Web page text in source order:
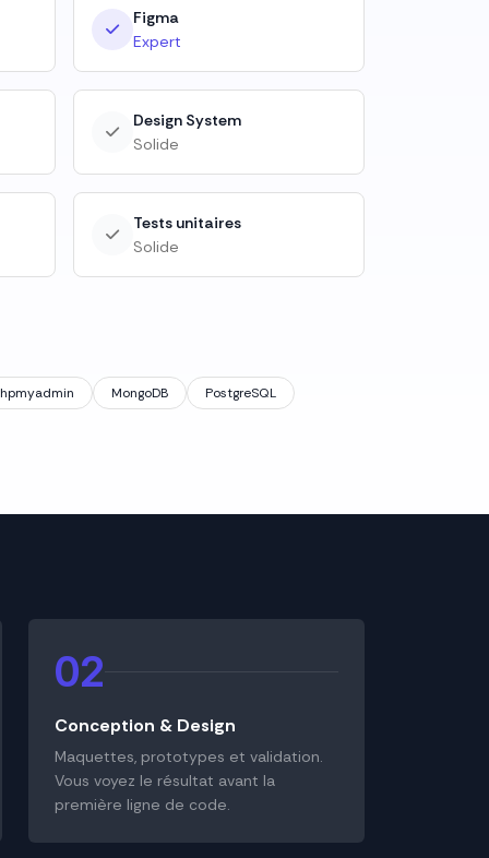
Figma
Expert
Design System
Solide
Tests unitaires
Solide
MongoDB PostgreSQL
02
Conception & Design
Maquettes, prototypes et validation.
Vous voyez le résultat avant la
première ligne de code.